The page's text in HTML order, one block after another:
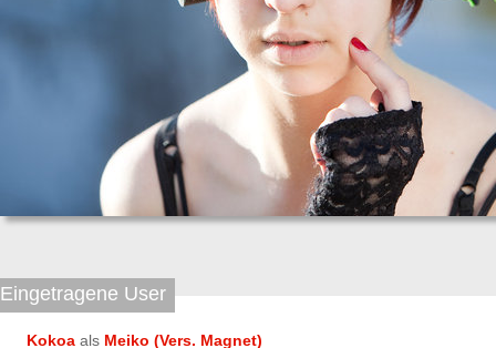
Eingetragene User
Kokoa als Meiko (Vers. Magnet)